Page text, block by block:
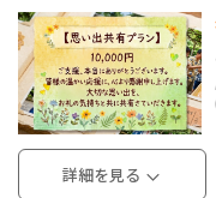
詳細を見る